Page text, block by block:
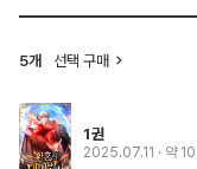
5개 선택 구매
1권
2025.07.11 · 약